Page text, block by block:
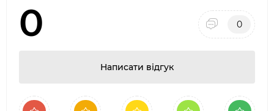
0 0
Написати відгук